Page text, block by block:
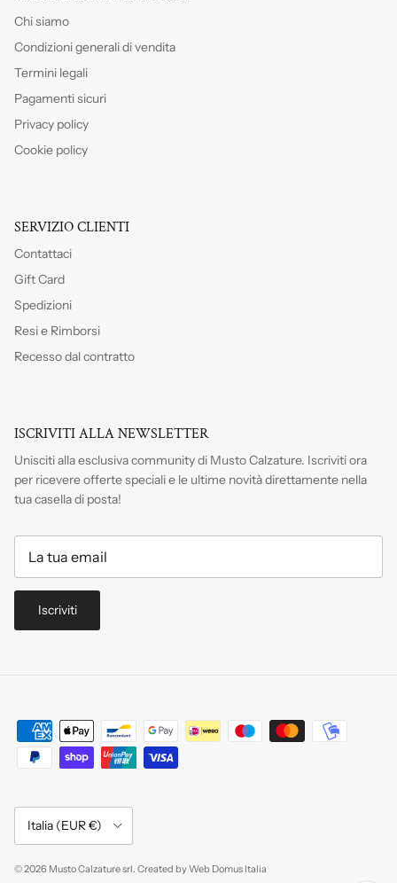
Chi siamo
Condizioni generali di vendita
Termini legali
Pagamenti sicuri
Privacy policy
Cookie policy
SERVIZIO CLIENTI
Contattaci
Gift Card
Spedizioni
Resi e Rimborsi
Recesso dal contratto
ISCRIVITI ALLA NEWSLETTER
Unisciti alla esclusiva community di Musto Calzature. Iscrivitiora
per ricevere offerte speciali e le ultime novità direttamente nella
tua casella di posta!
Iscriviti
Paese/Regione
Italia (EUR €)
© 2026 Musto Calzature srl Created byWeb Domus Italia